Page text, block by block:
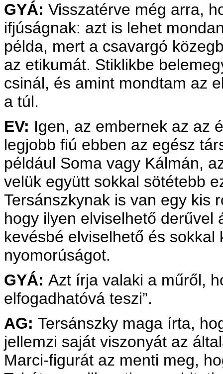
GYÁ: Visszatérve még arra,
ifjúságnak: azt is lehet
példa, mert a csavargó
az etikumát. Stiklikbe
csinál, és amint mondtam az
a túl.
EV: Igen, az embernek az az
legjobb fiú ebben az egész
például Soma vagy Kálmán,
velük együtt sokkal sötétebb
Tersánszkynak is van egy kis
hogy ilyen elviselhető derűvel
kevésbé elviselhető és
nyomorúságot.
GYÁ: Azt írja valaki a műről,
elfogadhatóvá teszi”.
AG: Tersánszky maga írta,
jellemzi saját viszonyát az
Marci-figurát az menti meg,